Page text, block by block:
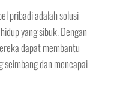
pribadi adalah solusi
yang sibuk. Dengan
dapat membantu
seimbang dan mencapai